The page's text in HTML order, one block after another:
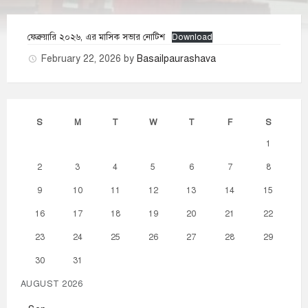
ফেব্রুয়ারি ২০২৬, এর মাসিক সভার নোটিশ Download
February 22, 2026 by Basailpaurashava
AUGUST 2026
S M T W T F S
1
2 3 4 5 6 7 8
9 10 11 12 13 14 15
16 17 18 19 20 21 22
23 24 25 26 27 28 29
30 31